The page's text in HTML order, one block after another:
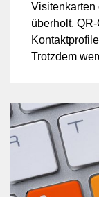
Visitenkarten
überholt.
Trotzdem
weiterhin zur
ist berechtigt:
out, oder
Ruf
auf Fakten,